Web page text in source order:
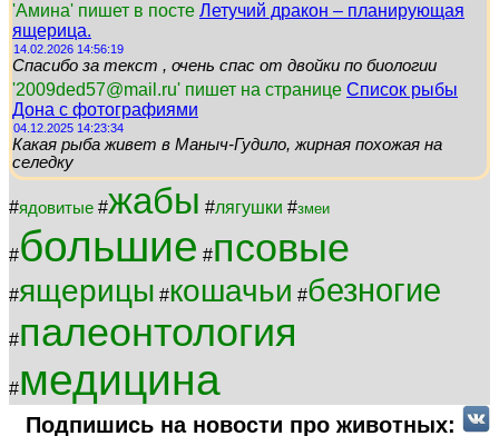
'Амина' пишет в посте Летучий дракон – планирующая
ящерица.
14.02.2026 14:56:19
Спасибо за текст , очень спас от двойки по биологии
'2009ded57@mail.ru' пишет на странице Список рыбы
Дона с фотографиями
04.12.2025 14:23:34
Какая рыба живет в Маныч-Гудило, жирная похожая на
селедку
#ядовитые #жабы #лягушки #змеи
#большие #псовые
#ящерицы #кошачьи #безногие
#палеонтология
#медицина
Подпишись на новости про животных: